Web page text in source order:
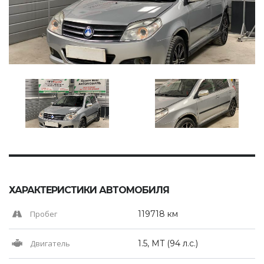
ХАРАКТЕРИСТИКИ АВТОМОБИЛЯ
Пробег 119718 км
Двигатель 1.5, MT (94 л.с.)